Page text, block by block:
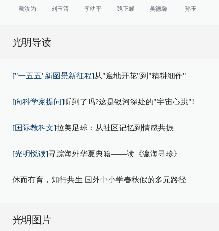
戴汝为
刘玉清 李幼平 魏正耀 吴德馨 孙玉
光明导读
["十五五"新图景新征程]从"遍地开花"到"精耕细作"
[向科学家提问]听到了吗?这是银河深处的"宇宙心跳"!
[国际教科文]拉美足球：从社区记忆到情感共振
[光明悦读]寻踪海外华夏典籍——读《瀛海寻珍》
休而有育，知行共生 国外中小学春秋假的多元路径
光明图片